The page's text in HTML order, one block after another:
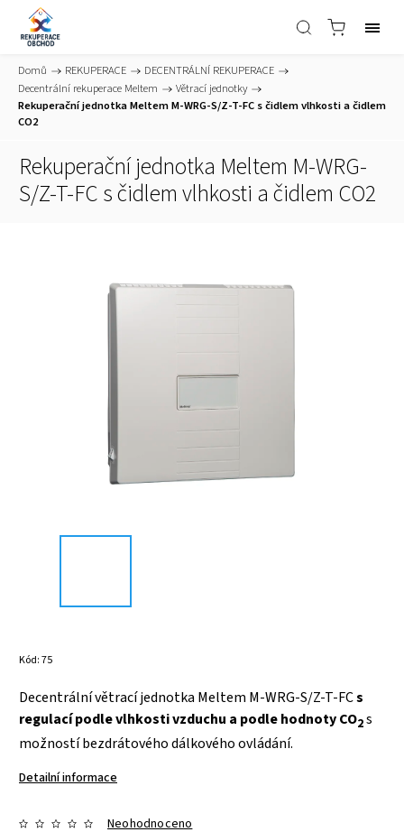
Domů / REKUPERACE / DECENTRÁLNÍ REKUPERACE /
Decentrální rekuperace Meltem / Větrací jednotky /
Rekuperační jednotka Meltem M-WRG-S/Z-T-FC s čidlem vlhkosti a čidlem
CO2
Rekuperační jednotka Meltem M-WRG-
S/Z-T-FC s čidlem vlhkosti a čidlem CO2
Kód:75
Decentrální větrací jednotka Meltem M-WRG-S/Z-T-FCs
regulací podle vlhkosti vzduchu a podle hodnoty CO2s
možností bezdrátového dálkového ovládání.
Detailní informace
Neohodnoceno